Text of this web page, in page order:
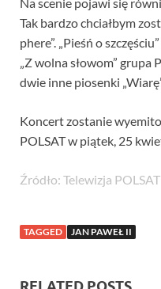
Na scenie pojawi się
Tak bardzo chciałbym
phere”. „Pieśń o
„Z wolna słowom” grupa
dwie inne piosenki
Koncert zostanie
POLSAT w piątek, 25
Źródło: Telewizja POLSAT
TAGGED JAN PAWEŁ II